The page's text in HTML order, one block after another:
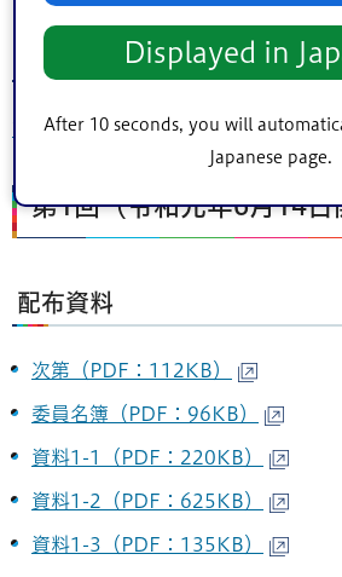
Displayed in
After 10 seconds, you will
Japanese page.
議事要旨（PDF：832KB）
第1回（令和元年6月14日
配布資料
次第（PDF：112KB）
委員名簿（PDF：96KB）
資料1-1（PDF：220KB）
資料1-2（PDF：625KB）
資料1-3（PDF：135KB）